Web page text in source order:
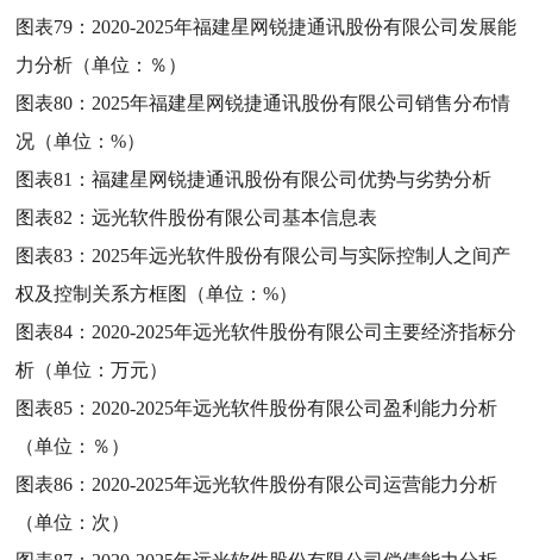
图表79： 2020-2025年福建星网锐捷通讯股份有限公司发展能
力分析（单位：％）
图表80： 2025年福建星网锐捷通讯股份有限公司销售分布情
况（单位：%）
图表81：福建星网锐捷通讯股份有限公司优势与劣势分析
图表82：远光软件股份有限公司基本信息表
图表83： 2025年远光软件股份有限公司与实际控制人之间产
权及控制关系方框图（单位：%）
图表84： 2020-2025年远光软件股份有限公司主要经济指标分
析（单位：万元）
图表85： 2020-2025年远光软件股份有限公司盈利能力分析
（单位：％）
图表86： 2020-2025年远光软件股份有限公司运营能力分析
（单位：次）